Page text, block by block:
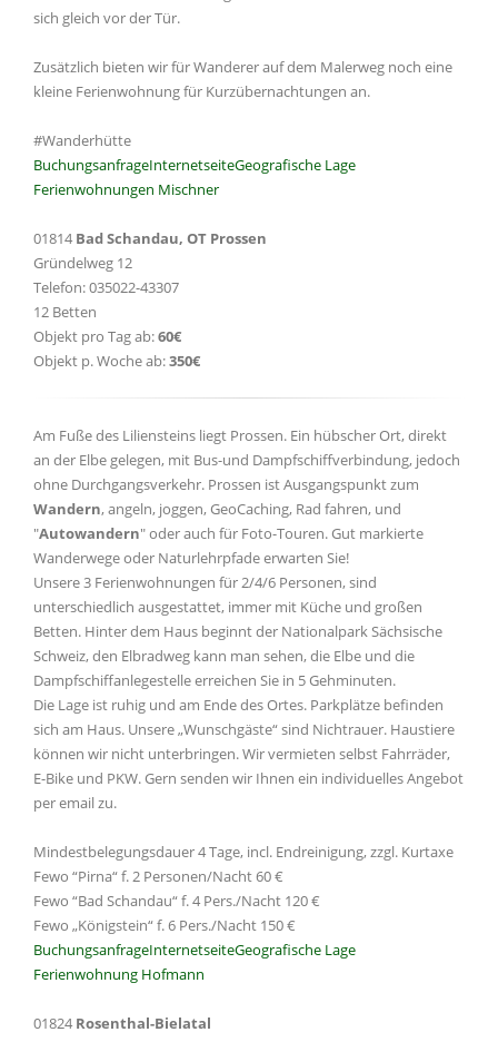
sich gleich vor der Tür.
Zusätzlich bieten wir für Wanderer auf dem Malerweg noch eine
kleine Ferienwohnung für Kurzübernachtungen an.
#Wanderhütte
BuchungsanfrageInternetseiteGeografische Lage
Ferienwohnungen Mischner
01814 Bad Schandau, OT Prossen
Gründelweg 12
Telefon: 035022-43307
12 Betten
Objekt pro Tag ab:60€
Objekt p. Woche ab:350€
Am Fuße des Liliensteins liegt Prossen. Ein hübscher Ort, direkt
an der Elbe gelegen, mit Bus-und Dampfschiffverbindung, jedoch
ohne Durchgangsverkehr. Prossen ist Ausgangspunkt zum
Wandern, angeln, joggen, GeoCaching, Rad fahren, und
"Autowandern" oder auch für Foto-Touren. Gut markierte
Wanderwege oder Naturlehrpfade erwarten Sie!
Unsere 3 Ferienwohnungen für 2/4/6 Personen, sind
unterschiedlich ausgestattet, immer mit Küche und großen
Betten. Hinter dem Haus beginnt der Nationalpark Sächsische
Schweiz, den Elbradweg kann man sehen, die Elbe und die
Dampfschiffanlegestelle erreichen Sie in 5 Gehminuten.
Die Lage ist ruhig und am Ende des Ortes. Parkplätze befinden
sich am Haus. Unsere „Wunschgäste“ sind Nichtrauer. Haustiere
können wir nicht unterbringen. Wir vermieten selbst Fahrräder,
E-Bike und PKW. Gern senden wir Ihnen ein individuelles Angebot
per email zu.
Mindestbelegungsdauer 4 Tage, incl. Endreinigung, zzgl. Kurtaxe
Fewo “Pirna“ f. 2 Personen/Nacht 60 €
Fewo “Bad Schandau“ f. 4 Pers./Nacht 120 €
Fewo „Königstein“ f. 6 Pers./Nacht 150 €
BuchungsanfrageInternetseiteGeografische Lage
Ferienwohnung Hofmann
01824 Rosenthal-Bielatal